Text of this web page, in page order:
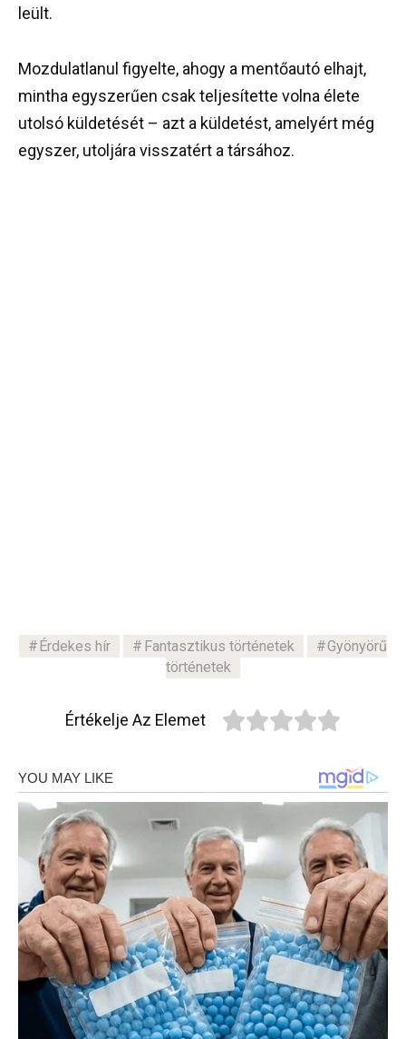
leült.
Mozdulatlanul figyelte, ahogy a mentőautó elhajt,
mintha egyszerűen csak teljesítette volna élete
utolsó küldetését – azt a küldetést, amelyért még
egyszer, utoljára visszatért a társához.
Érdekes hír Fantasztikus történetek
Gyönyörű
történetek
Értékelje Az Elemet